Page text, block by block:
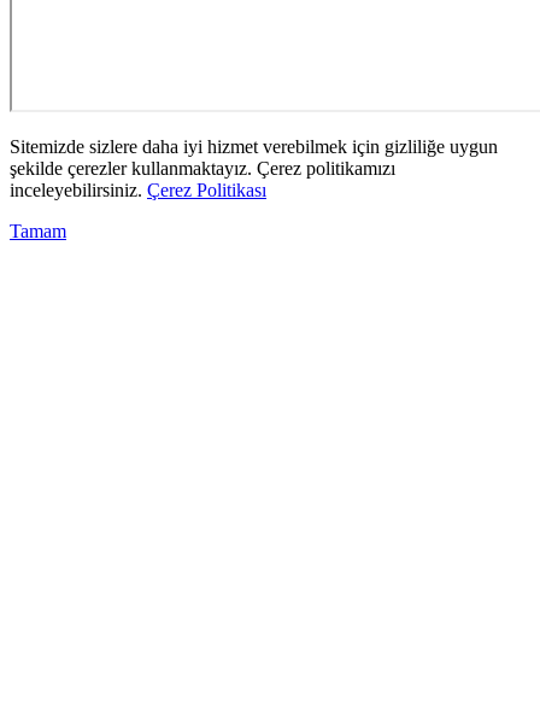
Sitemizde sizlere daha iyi hizmet verebilmek için gizliliğe uygun
şekilde çerezler kullanmaktayız. Çerez politikamızı
inceleyebilirsiniz. Çerez Politikası
Tamam